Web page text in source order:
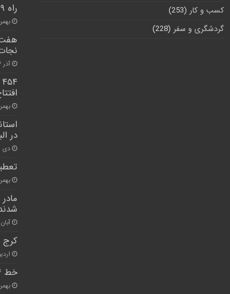
کسب و کار (253)
گردشگری و سفر (228)
راه ۱۹ روستای طالقان بازگشایی شد
بهمن ۲,
هفت
آذر ۲۶, ۱۴۰۰
بهمن ۲۸,
در
دی ۲۵, ۱۴۰۰
بهمن ۱۵,
آبان ۳۰, ۱۴۰۰
کرج
خط ۴ حصار برای همیشه بهسازی می‌شود
بهمن ۲۰,